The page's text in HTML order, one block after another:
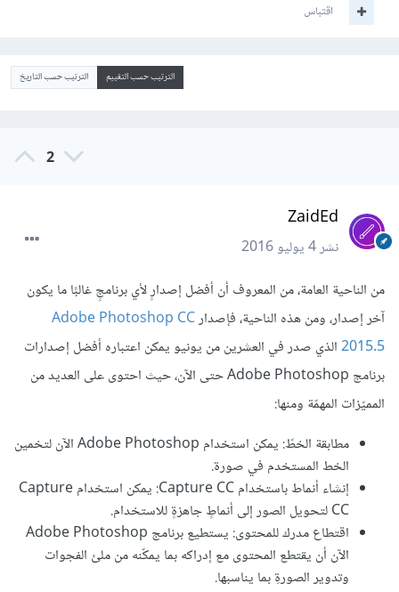
اقتباس
الترتيب حسب التقييم الترتيب حسب التاريخ
2
ZaidEd
نشر4 يوليو 2016
من الناحية العامة، من المعروف أن أفضل إصدارٍ لأي برنامجٍ غالبًا ما يكون
آخر إصدار، ومن هذه الناحية، فإصدارAdobe Photoshop CC
2015.5الذي صدر في العشرين من يونيو يمكن اعتباره أفضل إصدارات
برنامج Adobe Photoshop حتى الآن، حيث احتوى على العديد من
المميّزات المهمّة ومنها:
مطابقة الخطّ: يمكن استخدام Adobe Photoshop الآن لتخمين
الخط المستخدم في صورة.
إنشاء أنماط باستخدام Capture CC: يمكن استخدام Capture
CC لتحويل الصور إلى أنماطٍ جاهزةٍ للاستخدام.
اقتطاع مدرك للمحتوى: يستطيع برنامج Adobe Photoshop
الآن أن يقتطع المحتوى مع إدراكه بما يمكّنه من ملئ الفجوات
وتدوير الصورةِ بما يناسبها.